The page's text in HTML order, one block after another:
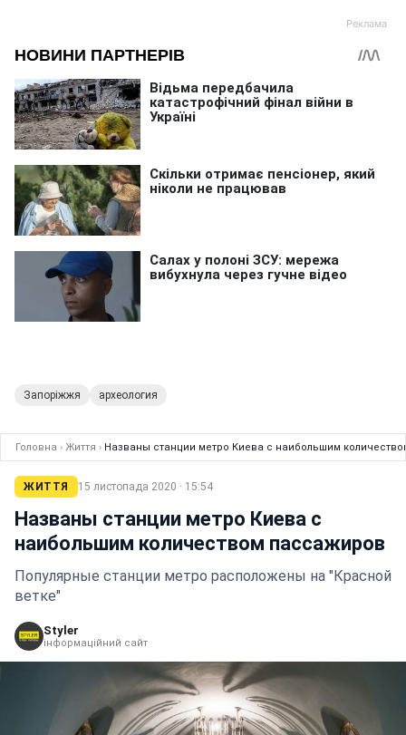
Запоріжжя археология
Головна › Життя › Названы станции метро Киева с наибольшим
ЖИТТЯ 15 листопада 2020 · 15:54
Названы станции метро Киева с
наибольшим количеством пассажиров
Популярные станции метро расположены на "Красной
ветке"
Styler
інформаційний сайт